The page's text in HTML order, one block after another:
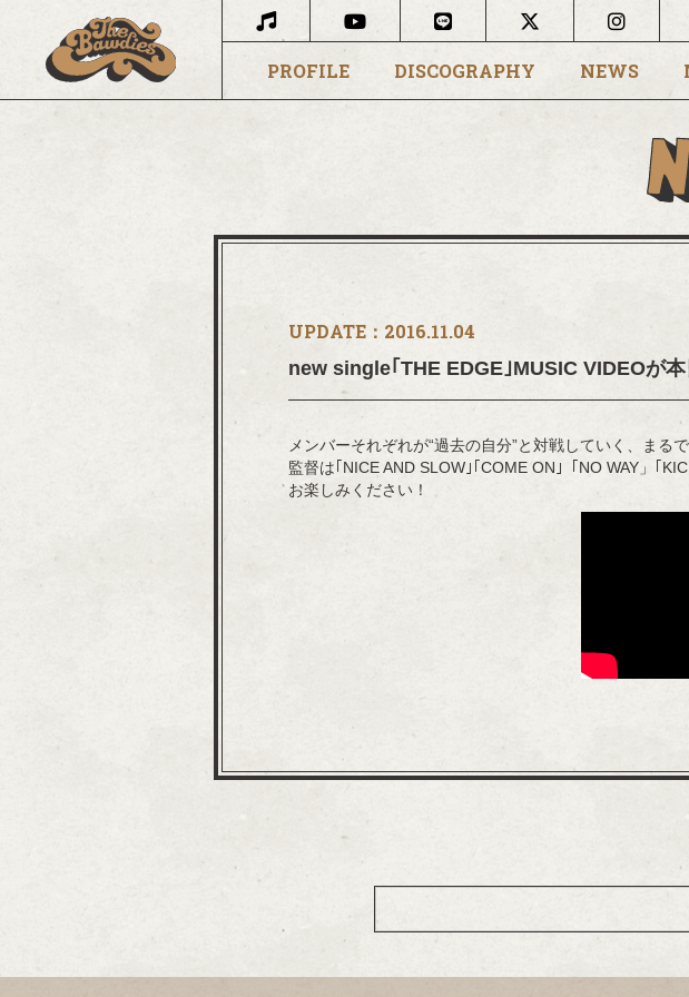
PROFILE DISCOGRAPHY NEWS
UPDATE： 2016.11.04
new single｢THE EDGE｣MUSIC VIDEOが
メンバーそれぞれが“過去の自分”と対戦していく、まる
監督は｢NICE AND SLOW｣｢COME ON｣「NO WAY」｢
お楽しみください！